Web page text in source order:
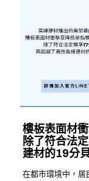
樓板表面材
除了符合法
建材的19分
在都市環境中，居